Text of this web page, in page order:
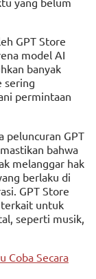
GPT Store
model AI
banyak
sering
permintaan
peluncuran GPT
bahwa
melanggar hak
berlaku di
GPT Store
untuk
seperti musik,
Coba Secara